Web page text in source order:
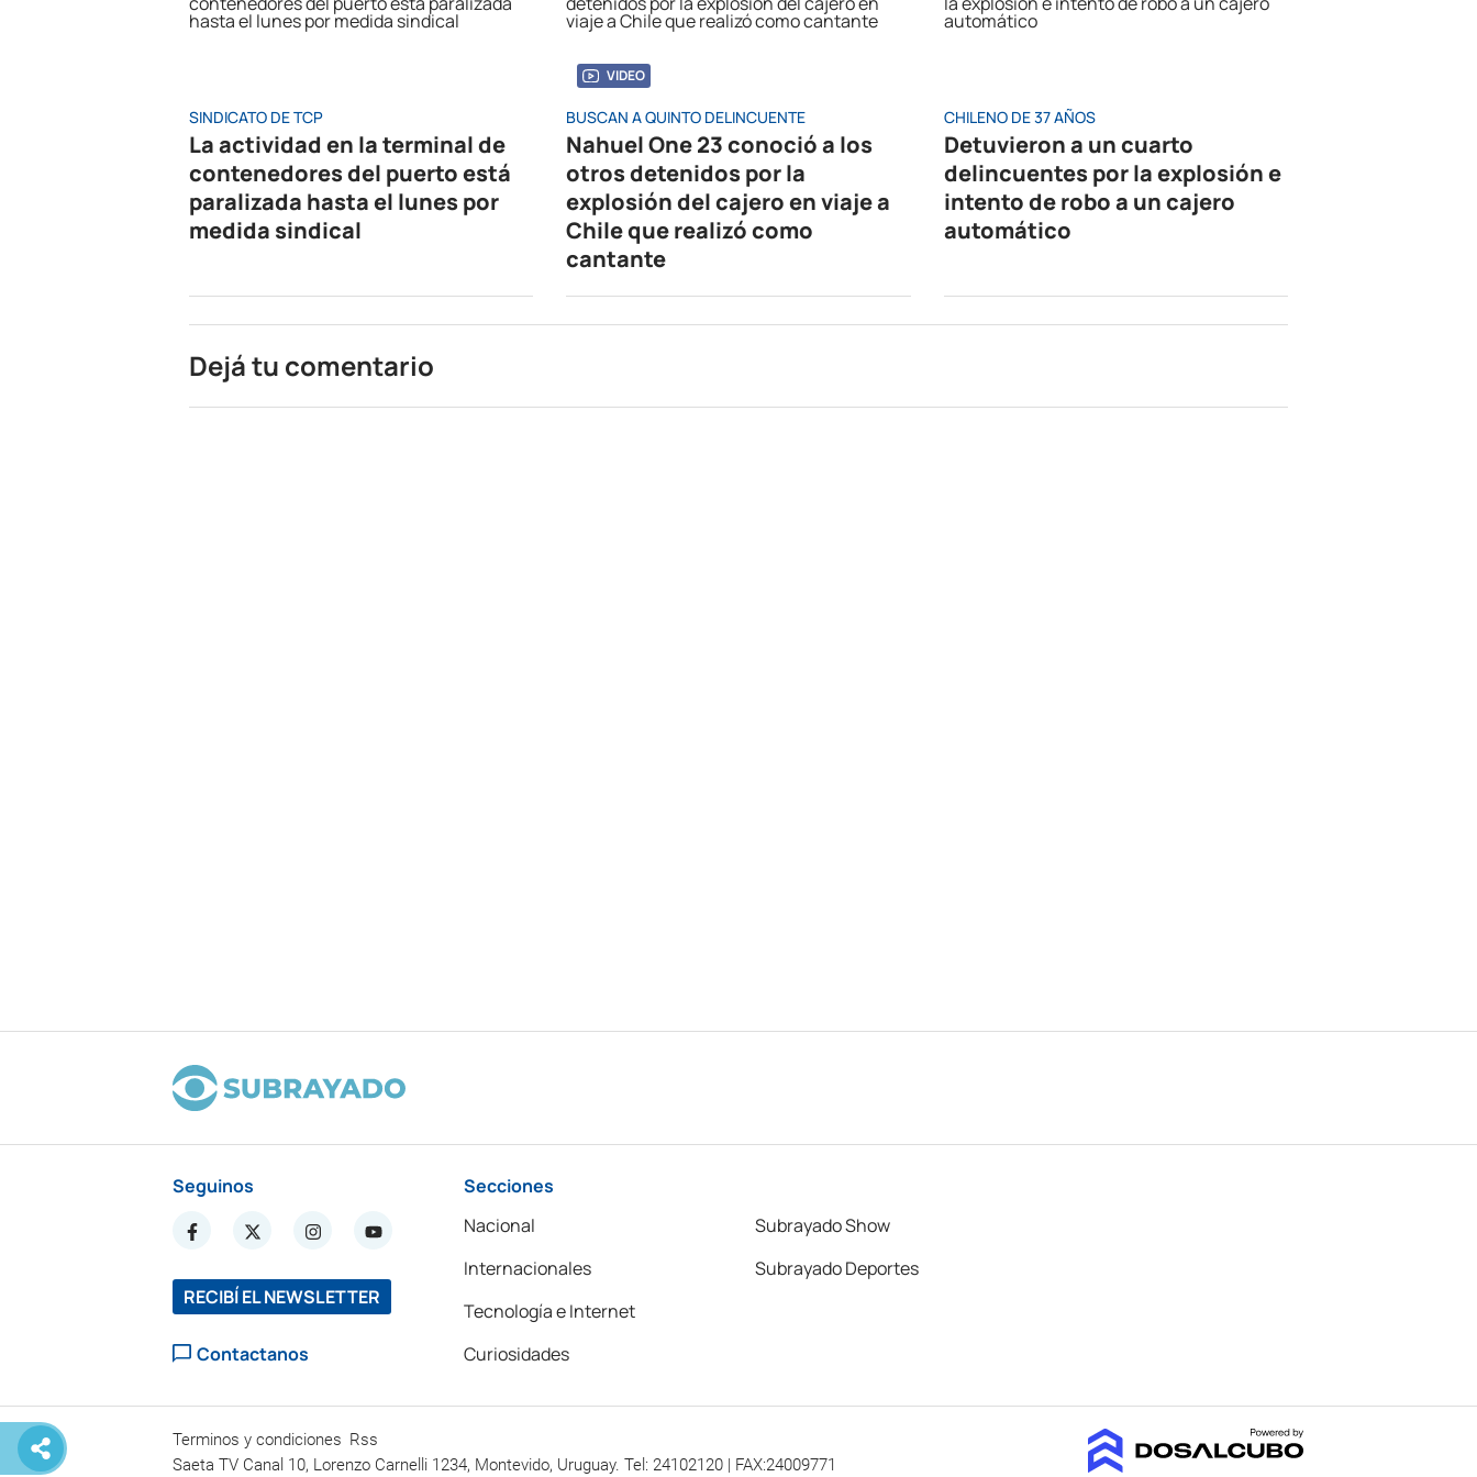
SINDICATO DE TCP
La actividad en la terminal de
contenedores del puerto está
paralizada hasta el lunes por
medida sindical
VIDEO
BUSCAN A QUINTO DELINCUENTE
Nahuel One 23 conoció a los
otros detenidos por la
explosión del cajero en viaje a
Chile que realizó como
cantante
CHILENO DE 37 AÑOS
Detuvieron a un cuarto
delincuentes por la explosión e
intento de robo a un cajero
automático
Dejá tu comentario
Seguinos
RECIBÍ EL NEWSLETTER
Contactanos
Secciones
Nacional
Internacionales
Tecnología e Internet
Curiosidades
Subrayado Show
Subrayado Deportes
Terminos y condiciones Rss
Saeta TV Canal 10, Lorenzo Carnelli 1234, Montevido, Uruguay. Tel: 24102120 | FAX:24009771